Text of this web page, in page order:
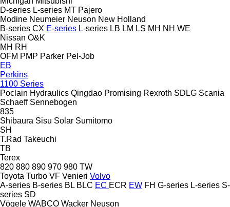
D-series L-series MT Pajero
Modine Neumeier Neuson New Holland
B-series CX E-series L-series LB LM LS MH NH WE
Nissan O&K
MH RH
OFM PMP Parker Pel-Job
EB
Perkins
1100 Series
Poclain Hydraulics Qingdao Promising Rexroth SDLG Scania
Schaeff Sennebogen
835
Shibaura Sisu Solar Sumitomo
SH
T.Rad Takeuchi
TB
Terex
820 880 890 970 980 TW
Toyota Turbo VF Venieri Volvo
A-series B-series BL BLC EC ECR EW FH G-series L-series S-
series SD
Vögele WABCO Wacker Neuson